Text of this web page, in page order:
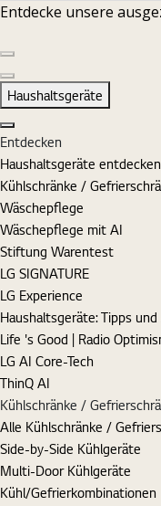
Entdecke unsere
Nächste Folie
Haushaltsgeräte
Schließen
Entdecken
Haushaltsgeräte entdecken
Kühlschränke /
Wäschepflege
Wäschepflege mit AI
Stiftung Warentest
LG SIGNATURE
LG Experience
Haushaltsgeräte: Tipps
Life 's Good | Radio
LG AI Core-Tech
ThinQ AI
Kühlschränke /
Alle Kühlschränke /
Side-by-Side Kühlgeräte
Multi-Door Kühlgeräte
Kühl/Gefrierkombinationen